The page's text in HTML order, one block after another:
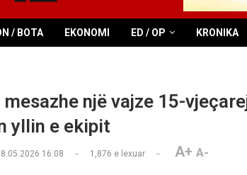
/ BOTA EKONOMI ED / OP KRONIKA
një vajze 15-
yllin e ekipit
16:08 1,876 e lexuar A+ A-